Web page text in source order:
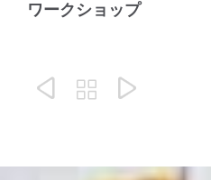
ワークショップ
  